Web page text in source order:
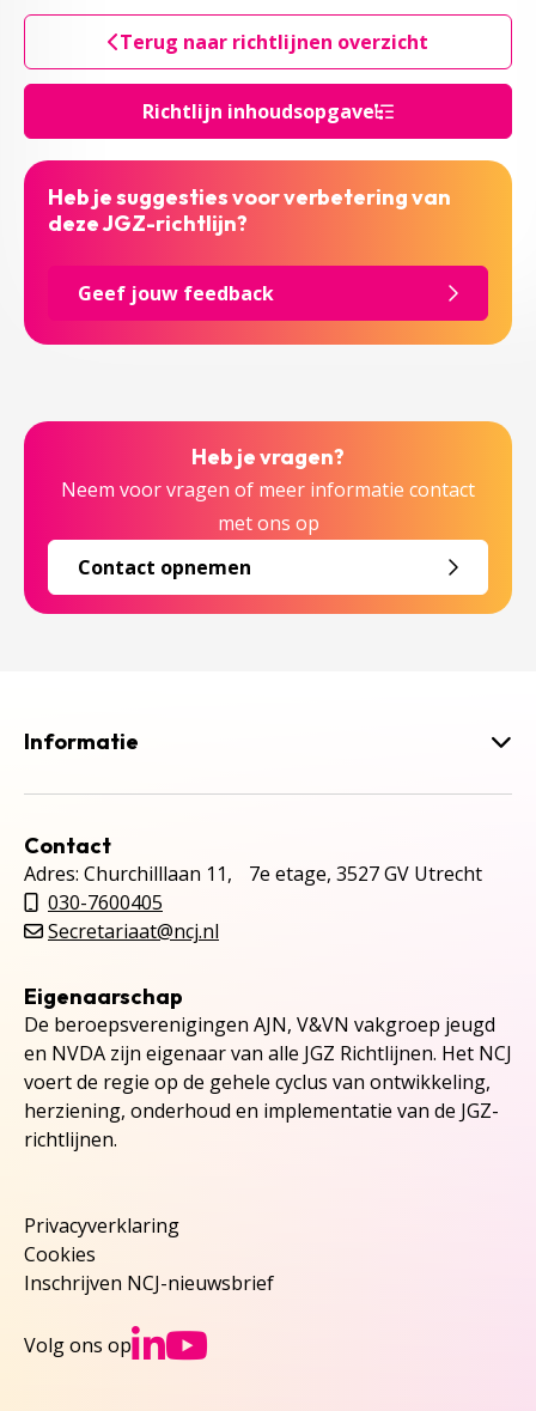
Richtlijn inhoudsopgave
Terug naar richtlijnen overzicht
Heb je suggesties voor verbetering van
deze JGZ-richtlijn?
Geef jouw feedback
Heb je vragen?
Neem voor vragen of meer informatie contact
met ons op
Contact opnemen
Informatie
Contact
Adres: Churchilllaan 11, 7e etage, 3527 GV Utrecht
030-7600405
Secretariaat@ncj.nl
Eigenaarschap
De beroepsverenigingen AJN, V&VN vakgroep jeugd
en NVDA zijn eigenaar van alle JGZ Richtlijnen. Het NCJ
voert de regie op de gehele cyclus van ontwikkeling,
herziening, onderhoud en implementatie van de JGZ-
richtlijnen.
Privacyverklaring
Cookies
Inschrijven NCJ-nieuwsbrief
Volg ons op Ga naar NCJs